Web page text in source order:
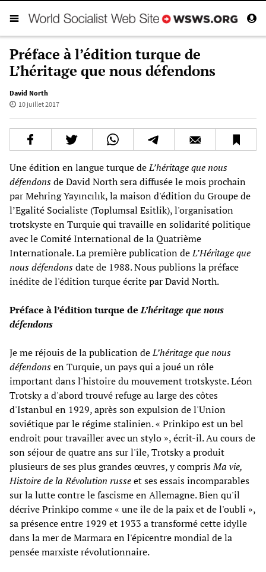
Préface à l’édition turque de
L’héritage que nous défendons
David North
10 juillet 2017
Une édition en langue turque deL’héritage que nous
défendonsde David North sera diffusée le mois prochain
par Mehring Yayıncılık, la maison d'édition du Groupe de
l’Egalité Socialiste (Toplumsal Esitlik), l'organisation
trotskyste en Turquie qui travaille en solidarité politique
avec le Comité International de la Quatrième
Internationale. La première publication deL’Héritage que
nous défendonsdate de 1988. Nous publions la préface
inédite de l'édition turque écrite par David North.
Préface à l’édition turque deL’héritage que nous
défendons
Je me réjouis de la publication deL’héritage que nous
défendonsen Turquie, un pays qui a joué un rôle
important dans l'histoire du mouvement trotskyste. Léon
Trotsky a d'abord trouvé refuge au large des côtes
d'Istanbul en 1929, après son expulsion de l'Union
soviétique par le régime stalinien. « Prinkipo est un bel
endroit pour travailler avec un stylo », écrit-il. Au cours de
son séjour de quatre ans sur l'île, Trotsky a produit
plusieurs de ses plus grandes œuvres, y comprisMa vie,
Histoire de la Révolution russeet ses essais incomparables
sur la lutte contre le fascisme en Allemagne. Bien qu'il
décrive Prinkipo comme « une île de la paix et de l'oubli »,
sa présence entre 1929 et 1933 a transformé cette idylle
dans la mer de Marmara en l'épicentre mondial de la
pensée marxiste révolutionnaire.